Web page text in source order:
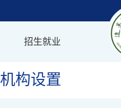
招生就业
机构设置